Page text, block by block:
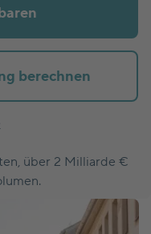
berechnen
über 2 Milliarde €